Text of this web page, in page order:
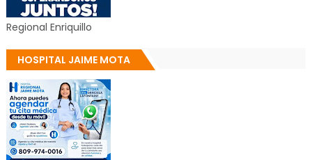
Regional Enriquillo
HOSPITAL JAIME MOTA